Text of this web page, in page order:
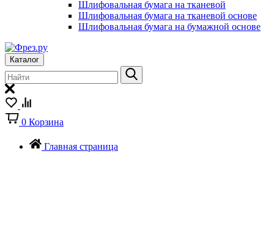
Шлифовальная бумага на тканевой
Шлифовальная бумага на тканевой основе
Шлифовальная бумага на бумажной основе
Каталог
0 Корзина
Главная страница